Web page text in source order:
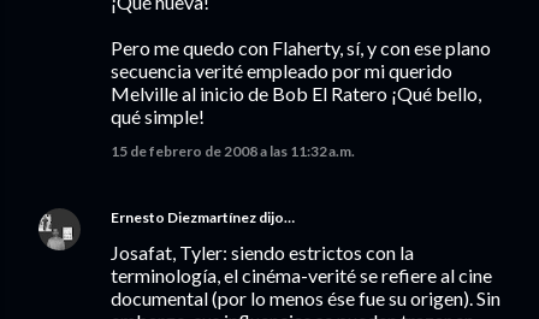
Pero me quedo con Flaherty, sí, y con ese plano
secuencia verité empleado por mi querido
Melville al inicio de Bob El Ratero ¡Qué bello,
qué simple!
15 de febrero de 2008 a las 11:32 a.m.
Ernesto Diezmartínez dijo…
Josafat, Tyler: siendo estrictos con la
terminología, el cinéma-verité se refiere al cine
documental (por lo menos ése fue su origen). Sin